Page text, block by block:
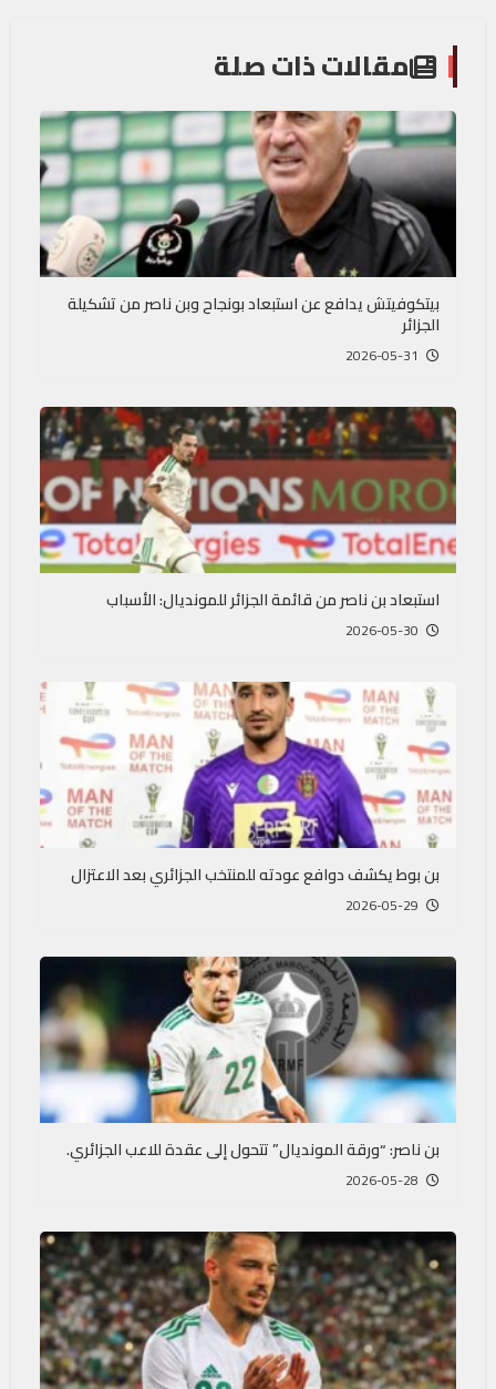
مقالات ذات صلة
بيتكوفيتش يدافع عن استبعاد بونجاح وبن ناصر من تشكيلة
الجزائر
استبعاد بن ناصر من قائمة الجزائر للمونديال: الأسباب
بن بوط يكشف دوافع عودته للمنتخب الجزائري بعد الاعتزال
بن ناصر: “ورقة المونديال” تتحول إلى عقدة للاعب الجزائري.